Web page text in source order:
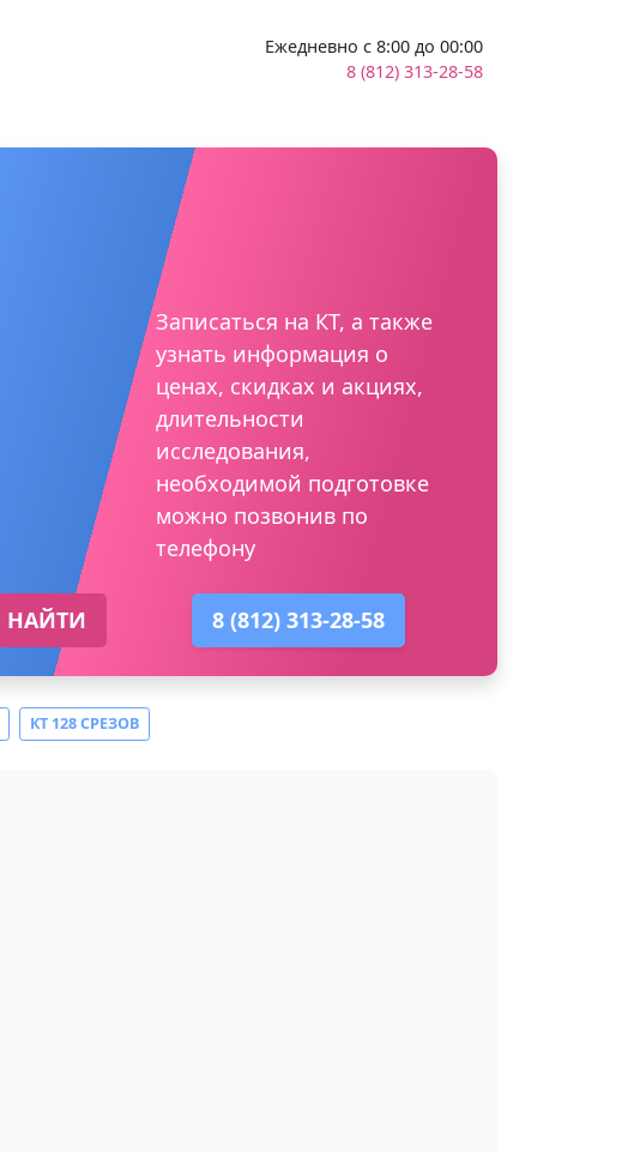
Ежедневно с 8:00 до 00:00
8 (812) 313-28-58
НАЙТИ
Записаться на КТ, а также
узнать информация о
ценах, скидках и акциях,
длительности
исследования,
необходимой подготовке
можно позвонив по
телефону
8 (812) 313-28-58
КТ 128 СРЕЗОВ